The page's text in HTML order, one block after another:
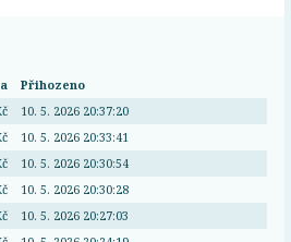
Přihozeno
10. 5. 2026 20:37:20
10. 5. 2026 20:33:41
10. 5. 2026 20:30:54
10. 5. 2026 20:30:28
10. 5. 2026 20:27:03